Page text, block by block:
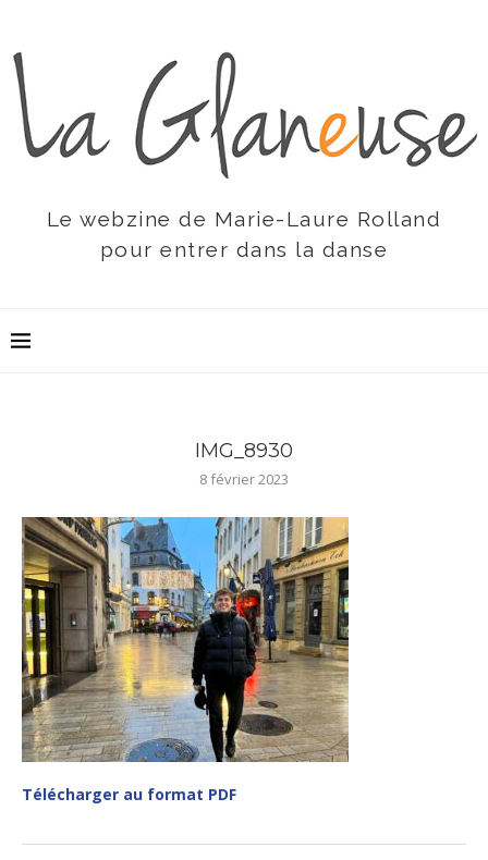
Le webzine de Marie-Laure Rolland
pour entrer dans la danse
IMG_8930
8 février 2023
Télécharger au format PDF